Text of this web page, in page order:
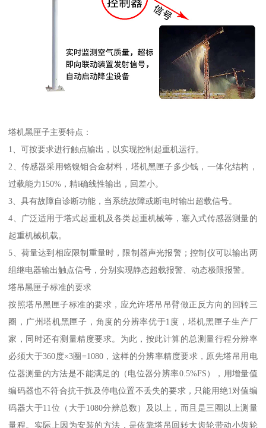
塔机黑匣子主要特点：
1、可按要求进行触点输出，以实现控制起重机运行。
2、传感器采用铬镍钼合金材料，塔机黑匣子多少钱，一体化结构，
过载能力150%，精i确线性输出，回差小。
3、具有故障自诊断功能，当系统故障或断电时输出超载信号。
4、广泛适用于塔式起重机及各类起重机械等，塞入式传感器测量的
起重机械机载。
5、荷量达到相应限制重量时，限制器声光报警；控制仪可以输出两
组继电器输出触点信号，分别实现静态超载报警、动态极限报警。
塔吊黑匣子标准的要求
按照塔吊黑匣子标准的要求，应允许塔吊吊臂做正反方向的回转三
圈，广州塔机黑匣子，角度的分辨率优于1度，塔机黑匣子生产厂
家，同时还有测量精度要求。为此，按此计算的总测量行程分辨率
必须大于360度×3圈=1080，这样的分辨率精度要求，原先塔吊用电
位器测量的方法是不能满足的（电位器分辨率0.5%FS），用增量值
编码器也不符合抗干扰及停电位置不丢失的要求，只能用绝1对值编
码器大于11位（大于1080分辨总数）及以上，而且是三圈以上测量
量程。实际上因为安装的方法，是依靠塔吊回转大齿轮带动小齿轮